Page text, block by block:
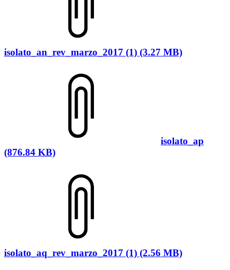
isolato_an_rev_marzo_2017 (1) (3.27 MB)
isolato_ap
(876.84 KB)
isolato_aq_rev_marzo_2017 (1) (2.56 MB)